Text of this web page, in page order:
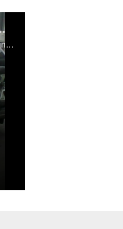
Carlos Will Mejía
Suyapa López, esposa del futbolista hondureño Will Mejía, resultó herida en un accidente de tránsito en Tegucigalpa.